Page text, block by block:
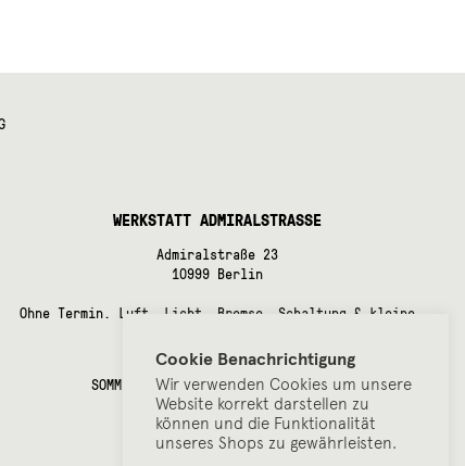
WERKSTATT ADMIRALSTRASSE
Admiralstraße 23
10999 Berlin
Ohne Termin. Luft, Licht, Bremse, Schaltung & kleine
ÖFFUNGSZEITEN
SOMMERPAUSE bis Anfang September!
Cookie Benachrichtigung
Wir verwenden Cookies um unsere
Website korrekt darstellen zu
können und die Funktionalität
unseres Shops zu gewährleisten.